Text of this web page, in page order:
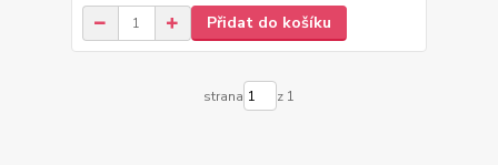
Přidat do košíku
strana z 1